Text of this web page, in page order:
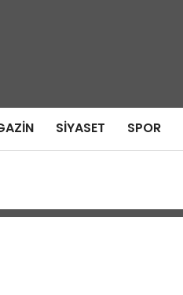
SIYASET SPOR